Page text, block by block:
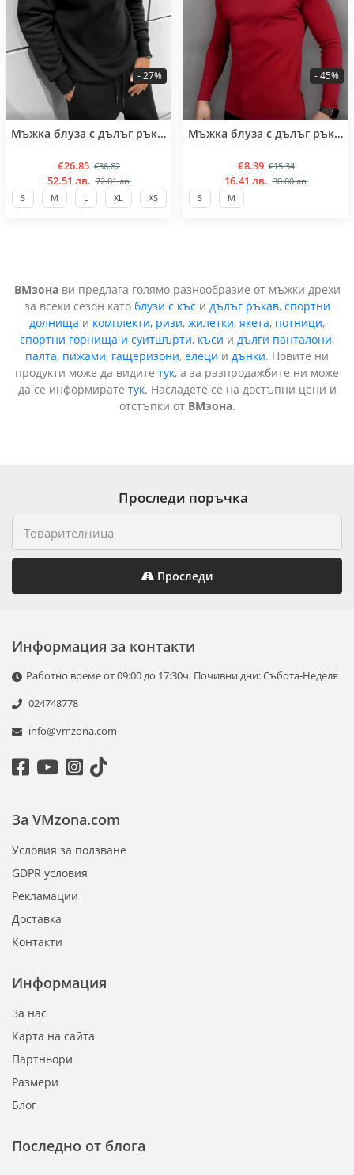
BESTSELLERМъжка блуза с дълъг ръкав
€26.85 €36.82
- 27%
52.51 лв. 72.01 лв.
S
M L XL XS
BESTSELLERМъжка блуза с дълъг ръкав
€8.39 €15.34
- 45%
16.41 лв. 30.00 лв.
S
M
ВМзона ви предлага голямо разнообразие от мъжки дрехи
за всеки сезон като блузи с къс и дълъг ръкав, спортни
долнища и комплекти, ризи, жилетки, якета, потници,
спортни горнища и суитшърти, къси и дълги панталони,
палта, пижами, гащеризони, елеци и дънки. Новите ни
продукти може да видите тук, а за разпродажбите ни може
да се информирате тук. Насладете се на достъпни цени и
отстъпки от ВМзона.
Проследи поръчка
Проследи
Информация за контакти
Работно време от 09:00 до 17:30ч. Почивни дни: Събота-Неделя
024748778
info@vmzona.com
Информация
За нас
Карта на сайта
Партньори
Размери
Блог
За VMzona.com
Условия за ползване
GDPR условия
Рекламации
Доставка
Контакти
Последно от блога